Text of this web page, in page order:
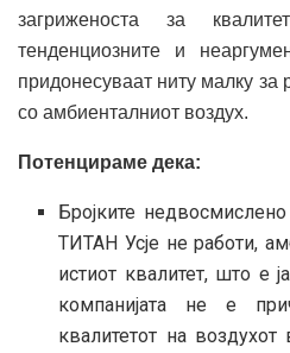
загриженоста за
тенденциозните и
придонесуваат ниту малку
со амбиенталниот воздух.
Потенцираме дека:
Бројките
ТИТАН Усје не работи,
истиот квалитет, што е
компанијата не е
квалитетот на